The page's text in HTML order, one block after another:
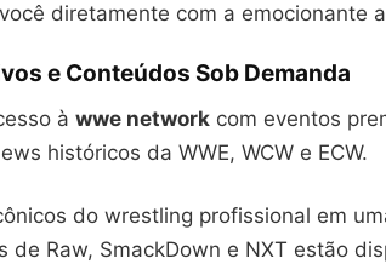
diretamente com a emocionante
e Conteúdos Sob Demanda
à wwe network com eventos
históricos da WWE, WCW e ECW.
do wrestling profissional em
de Raw, SmackDown e NXT estão